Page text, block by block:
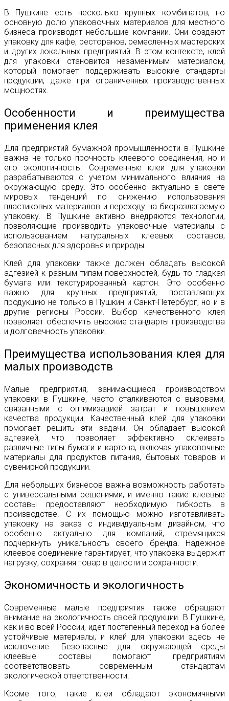
В Пушкине есть несколько крупных комбинатов, но
основную долю упаковочных материалов для местного
бизнеса производят небольшие компании. Они создают
упаковку для кафе, ресторанов, ремесленных мастерских
и других локальных предприятий. В этом контексте, клей
для упаковки становится незаменимым материалом,
который помогает поддерживать высокие стандарты
продукции, даже при ограниченных производственных
мощностях.
Особенности и преимущества
применения клея
Для предприятий бумажной промышленности в Пушкине
важна не только прочность клеевого соединения, но и
его экологичность. Современные клеи для упаковки
разрабатываются с учетом минимального влияния на
окружающую среду. Это особенно актуально в свете
мировых тенденций по снижению использования
пластиковых материалов и переходу на биоразлагаемую
упаковку. В Пушкине активно внедряются технологии,
позволяющие производить упаковочные материалы с
использованием натуральных клеевых составов,
безопасных для здоровья и природы.
Клей для упаковки также должен обладать высокой
адгезией к разным типам поверхностей, будь то гладкая
бумага или текстурированный картон. Это особенно
важно для крупных предприятий, поставляющих
продукцию не только в Пушкин и Санкт-Петербург, но и в
другие регионы России. Выбор качественного клея
позволяет обеспечить высокие стандарты производства
и долговечность упаковки.
Преимущества использования клея для
малых производств
Малые предприятия, занимающиеся производством
упаковки в Пушкине, часто сталкиваются с вызовами,
связанными с оптимизацией затрат и повышением
качества продукции. Качественный клей для упаковки
помогает решить эти задачи. Он обладает высокой
адгезией, что позволяет эффективно склеивать
различные типы бумаги и картона, включая упаковочные
материалы для продуктов питания, бытовых товаров и
сувенирной продукции.
Для небольших бизнесов важна возможность работать
с универсальными решениями, и именно такие клеевые
составы предоставляют необходимую гибкость в
производстве. С их помощью можно изготавливать
упаковку на заказ с индивидуальным дизайном, что
особенно актуально для компаний, стремящихся
подчеркнуть уникальность своего бренда. Надежное
клеевое соединение гарантирует, что упаковка выдержит
нагрузку, сохраняя товар в целости и сохранности.
Экономичность и экологичность
Современные малые предприятия также обращают
внимание на экологичность своей продукции. В Пушкине,
как и во всей России, идет постепенный переход на более
устойчивые материалы, и клей для упаковки здесь не
исключение. Безопасные для окружающей среды
клеевые составы помогают предприятиям
соответствовать современным стандартам
экологической ответственности.
Кроме того, такие клеи обладают экономичными